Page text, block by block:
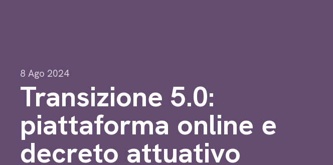
8 Ago 2024
Transizione 5.0:
piattaforma online e
decreto attuativo